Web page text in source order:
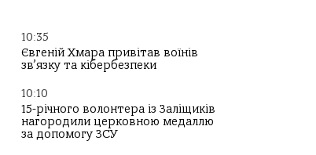
10:35
Євгеній Хмара привітав воїнів
зв’язку та кібербезпеки
10:10
15-річного волонтера із Заліщиків
нагородили церковною медаллю
за допомогу ЗСУ